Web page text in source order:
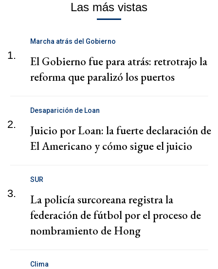
Las más vistas
1.
Marcha atrás del Gobierno
El Gobierno fue para atrás: retrotrajo la
reforma que paralizó los puertos
2.
Desaparición de Loan
Juicio por Loan: la fuerte declaración de
El Americano y cómo sigue el juicio
3.
SUR
La policía surcoreana registra la
federación de fútbol por el proceso de
nombramiento de Hong
Clima